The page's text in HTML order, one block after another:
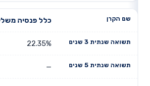
כלל פנסיה
22.35%
—